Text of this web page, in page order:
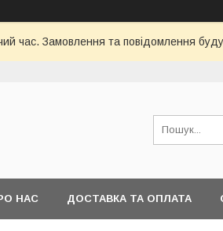
час. Замовлення та повідомлення
НАС ДОСТАВКА ТА ОПЛАТА